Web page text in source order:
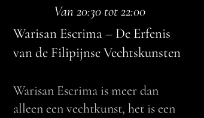
Van 20:30 tot 22:00
Warisan Escrima – De Erfenis
van de Filipijnse Vechtskunsten
Warisan Escrima is meer dan
alleen een vechtkunst, het is een